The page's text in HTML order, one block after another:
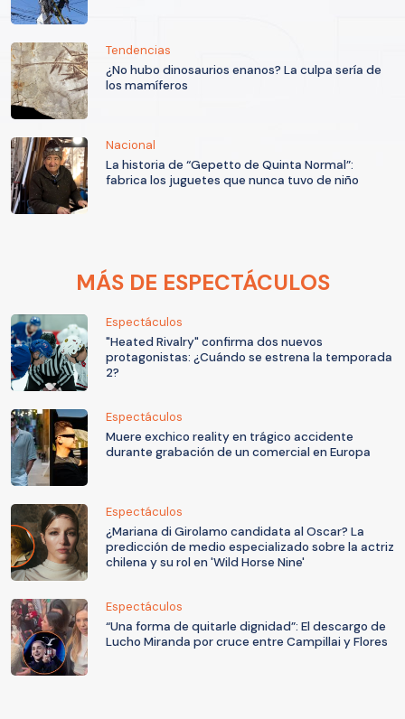
Tendencias
¿No hubo dinosaurios enanos? La culpa sería de
los mamíferos
Nacional
La historia de “Gepetto de Quinta Normal”:
fabrica los juguetes que nunca tuvo de niño
MÁS DE ESPECTÁCULOS
Espectáculos
"Heated Rivalry" confirma dos nuevos
protagonistas: ¿Cuándo se estrena la temporada
2?
Espectáculos
Muere exchico reality en trágico accidente
durante grabación de un comercial en Europa
Espectáculos
¿Mariana di Girolamo candidata al Oscar? La
predicción de medio especializado sobre la actriz
chilena y su rol en 'Wild Horse Nine'
Espectáculos
“Una forma de quitarle dignidad”: El descargo de
Lucho Miranda por cruce entre Campillai y Flores